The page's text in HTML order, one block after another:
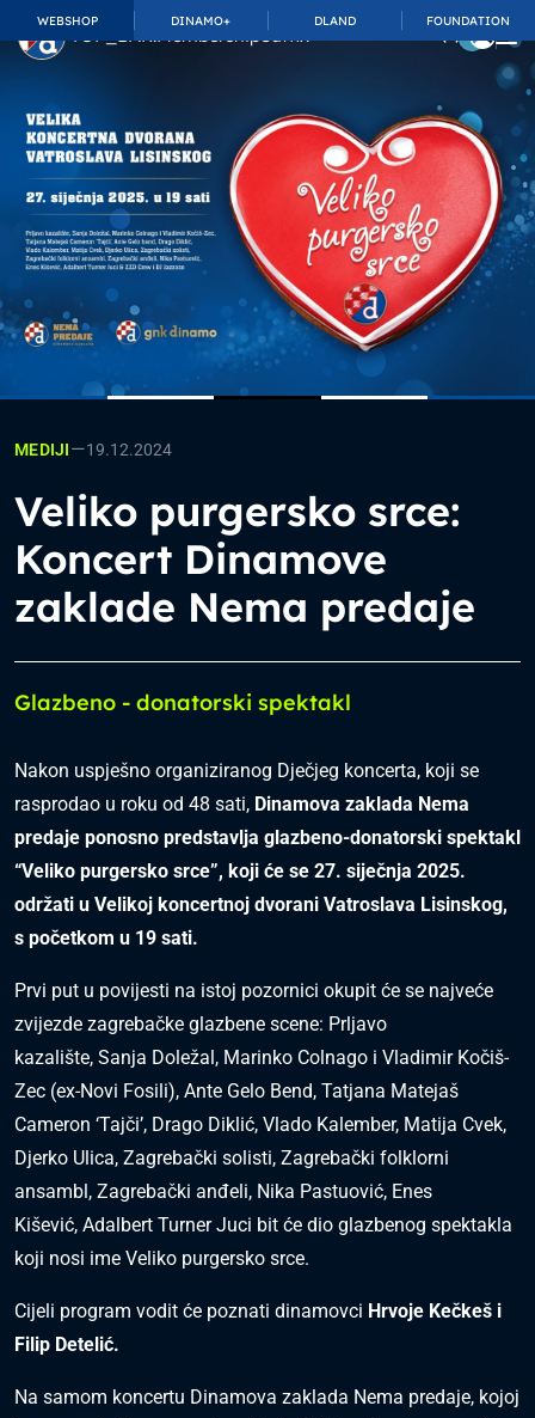
WEBSHOP DINAMO+ DLAND FOUNDATION
TOP_BAR.MembershipSuffix
MEDIJI—19.12.2024
Veliko purgersko srce:
Koncert Dinamove
zaklade Nema predaje
Glazbeno - donatorski spektakl
Nakon uspješno organiziranog Dječjeg koncerta, koji se
rasprodao u roku od 48 sati, Dinamova zaklada Nema
predaje ponosno predstavlja glazbeno-donatorski spektakl
“Veliko purgersko srce”, koji će se 27. siječnja 2025.
održati u Velikoj koncertnoj dvorani Vatroslava Lisinskog,
s početkom u 19 sati.
Prvi put u povijesti na istoj pozornici okupit će se najveće
zvijezde zagrebačke glazbene scene: Prljavo
kazalište, Sanja Doležal, Marinko Colnago i Vladimir Kočiš-
Zec (ex-Novi Fosili), Ante Gelo Bend, Tatjana Matejaš
Cameron ‘Tajči’, Drago Diklić, Vlado Kalember, Matija Cvek,
Djerko Ulica, Zagrebački solisti, Zagrebački folklorni
ansambl, Zagrebački anđeli, Nika Pastuović, Enes
Kišević, Adalbert Turner Juci bit će dio glazbenog spektakla
koji nosi ime Veliko purgersko srce.
Cijeli program vodit će poznati dinamovci Hrvoje Kečkeš i
Filip Detelić.
Na samom koncertu Dinamova zaklada Nema predaje, kojoj